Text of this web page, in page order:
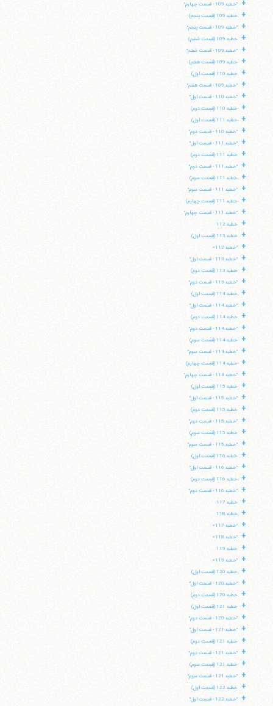
+ "خطبه 109 - قسمت چهارم"
+ خطبه 109 (قسمت پنجم)
+ "خطبه 109 - قسمت پنجم"
+ خطبه 109 (قسمت ششم)
+ "خطبه 109 - قسمت ششم"
+ خطبه 109 (قسمت هفتم)
+ خطبه 110 (قسمت اول)
+ "خطبه 109 - قسمت هفتم"
+ "خطبه 110 - قسمت اول"
+ خطبه 110 (قسمت دوم)
+ خطبه 111 (قسمت اول)
+ "خطبه 110 - قسمت دوم"
+ "خطبه 111 - قسمت اول"
+ خطبه 111 (قسمت دوم)
+ "خطبه 111 - قسمت دوم"
+ خطبه 111 (قسمت سوم)
+ "خطبه 111 - قسمت سوم"
+ خطبه 111 (قسمت چهارم)
+ "خطبه 111 - قسمت چهارم"
+ خطبه 112
+ خطبه 113 (قسمت اول)
+ "خطبه 112»
+ "خطبه 113 - قسمت اول"
+ خطبه 113 (قسمت دوم)
+ "خطبه 113 - قسمت دوم"
+ خطبه 114 (قسمت اول)
+ "خطبه 114 - قسمت اول"
+ خطبه 114 (قسمت دوم)
+ "خطبه 114 - قسمت دوم"
+ خطبه 114 (قسمت سوم)
+ "خطبه 114 - قسمت سوم"
+ خطبه 114 (قسمت چهارم)
+ "خطبه 114 - قسمت چهارم"
+ خطبه 115 (قسمت اول)
+ "خطبه 115 - قسمت اول"
+ خطبه 115 (قسمت دوم)
+ "خطبه 115 - قسمت دوم"
+ خطبه 115 (قسمت سوم)
+ "خطبه 115 - قسمت سوم"
+ خطبه 116 (قسمت اول)
+ "خطبه 116 - قسمت اول"
+ خطبه 116 (قسمت دوم)
+ "خطبه 116 - قسمت دوم"
+ خطبه 117
+ خطبه 118
+ "خطبه 117»
+ "خطبه 118»
+ خطبه 119
+ "خطبه 119»
+ خطبه 120 (قسمت اول)
+ "خطبه 120 - قسمت اول"
+ خطبه 120 (قسمت دوم)
+ خطبه 121 (قسمت اول)
+ "خطبه 120 - قسمت دوم"
+ "خطبه 121 - قسمت اول"
+ خطبه 121 (قسمت دوم)
+ "خطبه 121 - قسمت دوم"
+ خطبه 121 (قسمت سوم)
+ "خطبه 121 - قسمت سوم"
+ خطبه 122 (قسمت اول)
+ "خطبه 122 - قسمت اول"